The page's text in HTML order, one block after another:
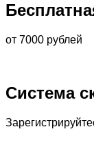
от 7000 рублей
Система